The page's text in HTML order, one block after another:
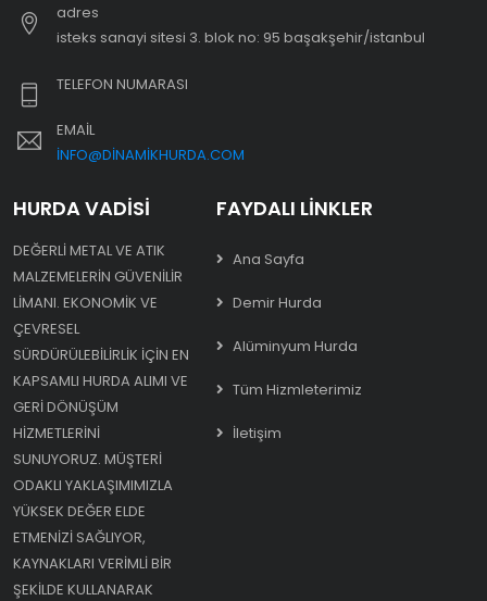
adres
i̇steks sanayi sitesi 3. blok no: 95 başakşehir/i̇stanbul
TELEFON NUMARASI
EMAIL
INFO@DINAMIKHURDA.COM
HURDA VADISI
DEĞERLI METAL VE ATIK
MALZEMELERIN GÜVENILIR
LIMANI. EKONOMIK VE
ÇEVRESEL
SÜRDÜRÜLEBILIRLIK IÇIN EN
KAPSAMLI HURDA ALIMI VE
GERI DÖNÜŞÜM
HIZMETLERINI
SUNUYORUZ. MÜŞTERI
ODAKLI YAKLAŞIMIMIZLA
YÜKSEK DEĞER ELDE
ETMENIZI SAĞLIYOR,
KAYNAKLARI VERIMLI BIR
ŞEKILDE KULLANARAK
FAYDALI LINKLER
Ana Sayfa
Demir Hurda
Alüminyum Hurda
Tüm Hizmleterimiz
İletişim